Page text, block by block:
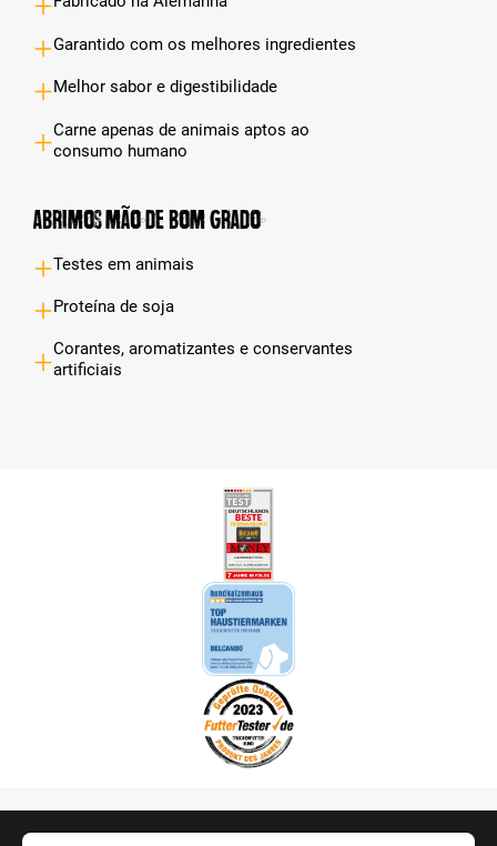
Garantido com os melhores ingredientes
Melhor sabor e digestibilidade
Carne apenas de animais aptos ao
consumo humano
Abrimos mão de bom grado
Testes em animais
Proteína de soja
Corantes, aromatizantes e conservantes
artificiais